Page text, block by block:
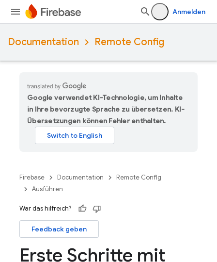
Anmelden
Documentation Remote Config
Google verwendet KI-Technologie, um Inhalte
in Ihre bevorzugte Sprache zu übersetzen. KI-
Übersetzungen können Fehler enthalten.
Firebase Documentation
Remote Config
Ausführen
War das hilfreich?
Feedback geben
Erste Schritte mit